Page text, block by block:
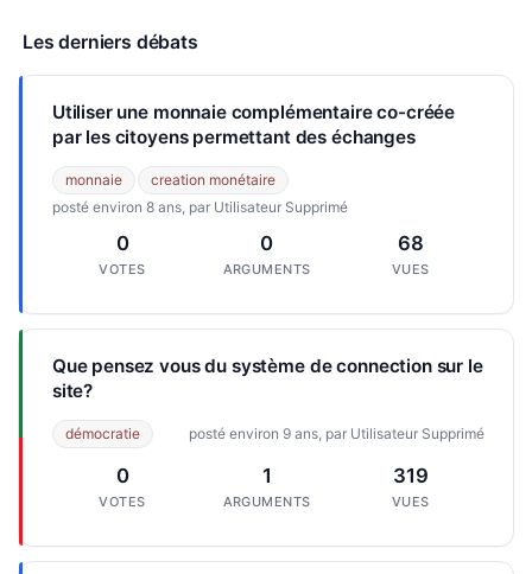
Les derniers débats
0
VOTES
0
ARGUMENTS
68
VUES
Utiliser une monnaie complémentaire co-créée
par les citoyens permettant des échanges
monnaie
creation monétaire
posté environ 8 ans, par Utilisateur Supprimé
0
VOTES
1
ARGUMENTS
319
VUES
Que pensez vous du système de connection sur le
site?
démocratie posté environ 9 ans, par Utilisateur Supprimé